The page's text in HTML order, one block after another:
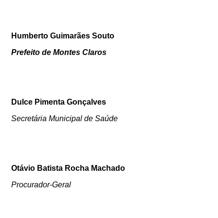
Humberto Guimarães Souto
Prefeito de Montes Claros
Dulce Pimenta Gonçalves
Secretária Municipal de Saúde
Otávio Batista Rocha Machado
Procurador-Geral